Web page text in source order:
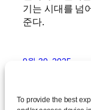
To provide the best
기는 시대를 넘
준다.
9월 30, 2025